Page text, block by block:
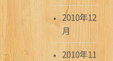
2010年12
月
2010年11